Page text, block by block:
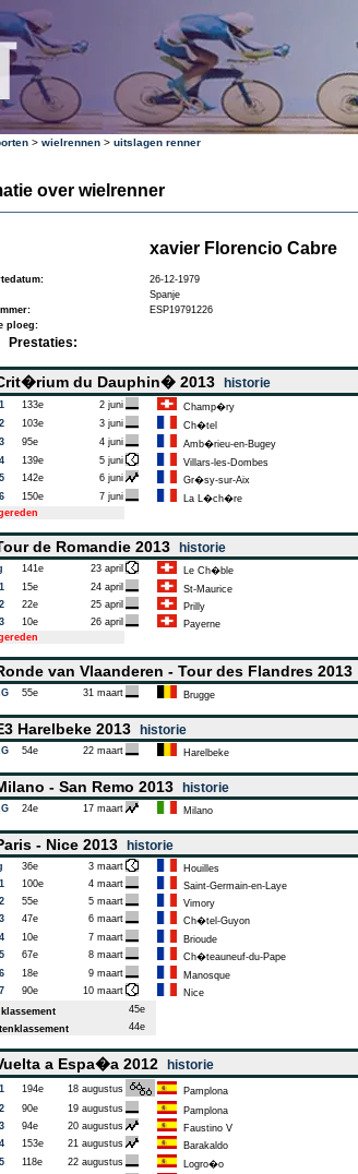
> wielrennen > uitslagen renner
over wielrenner
xavier Florencio Cabre
26-12-1979
Spanje
ESP19791226
ploeg:
Prestaties:
du Dauphin� 2013 historie
133e 2 juni Champ�ry
103e 3 juni Ch�tel
95e 4 juni Amb�rieu-en-Bugey
139e 5 juni Villars-les-Dombes
142e 6 juni Gr�sy-sur-Aix
150e 7 juni La L�ch�re
de Romandie 2013 historie
141e 23 april Le Ch�ble
15e 24 april St-Maurice
22e 25 april Prilly
10e 26 april Payerne
van Vlaanderen - Tour des Flandres 2013
55e 31 maart Brugge
Harelbeke 2013 historie
54e 22 maart Harelbeke
- San Remo 2013 historie
24e 17 maart Milano
- Nice 2013 historie
36e 3 maart Houilles
100e 4 maart Saint-Germain-en-Laye
55e 5 maart Vimory
47e 6 maart Ch�tel-Guyon
10e 7 maart Brioude
67e 8 maart Ch�teauneuf-du-Pape
18e 9 maart Manosque
90e 10 maart Nice
45e
44e
a Espa�a 2012 historie
194e 18 augustus Pamplona
90e 19 augustus Pamplona
94e 20 augustus Faustino V
153e 21 augustus Barakaldo
118e 22 augustus Logro�o